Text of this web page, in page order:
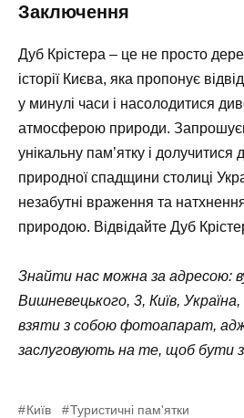
Заключення
Дуб Крістера – це не просто
історії Києва, яка пропонує
у минулі часи і насолодитися
атмосферою природи.
унікальну пам’ятку і долучитися
природної спадщини столиці
незабутні враження та
природою. Відвідайте Дуб
Знайти нас можна за адресою:
Вишневецького, 3, Київ,
взяти з собою фотоапарат,
заслуговують на те, щоб бути
Київ Туристичні пам'ятки